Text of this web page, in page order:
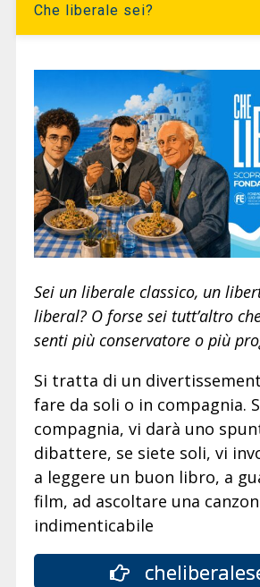
Che liberale sei?
Sei un liberale classico, un
liberal? O forse sei tutt’altro
senti più conservatore o più
Si tratta di un
fare da soli o in compagnia.
compagnia, vi darà uno
dibattere, se siete soli, vi
a leggere un buon libro, a
film, ad ascoltare una
indimenticabile